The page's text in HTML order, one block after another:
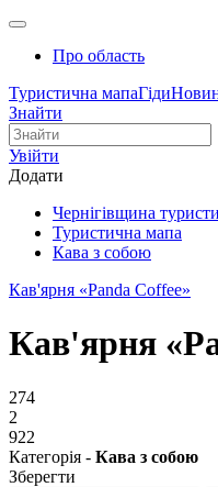
Про область
Туристична мапаГіди
Знайти
Увійти
Додати
Чернігівщина
Туристична мапа
Кава з собою
Кав'ярня «Panda Coffee»
Кав'ярня
274
2
922
Категорія - Кава з собою
Зберегти